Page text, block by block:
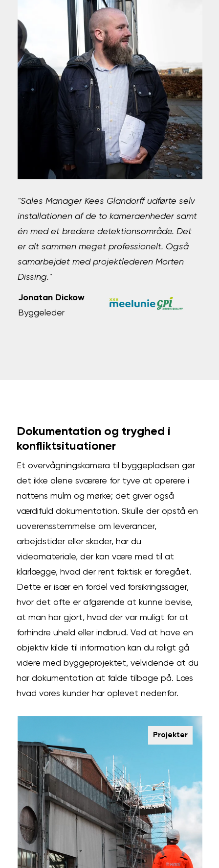
"Sales Manager Kees Glandorff udførte selv
installationen af de to kameraenheder samt
én med et bredere detektionsområde. Det
er alt sammen meget professionelt. Også
samarbejdet med projektlederen Morten
Dissing."
Jonatan Dickow
Byggeleder
Dokumentation og tryghed i
konfliktsituationer
Et overvågningskamera til byggepladsen gør
det ikke alene sværere for tyve at operere i
nattens mulm og mørke; det giver også
værdifuld dokumentation. Skulle der opstå en
uoverensstemmelse om leverancer,
arbejdstider eller skader, har du
videomateriale, der kan være med til at
klarlægge, hvad der rent faktisk er foregået.
Dette er især en fordel ved forsikringssager,
hvor det ofte er afgørende at kunne bevise,
at man har gjort, hvad der var muligt for at
forhindre uheld eller indbrud. Ved at have en
objektiv kilde til information kan du roligt gå
videre med byggeprojektet, velvidende at du
har dokumentation at falde tilbage på. Læs
hvad vores kunder har oplevet nedenfor.
Projekter